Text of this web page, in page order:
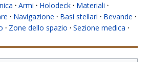
· Armi · Holodeck · Materiali ·
· Navigazione · Basi stellari · Bevande ·
· Zone dello spazio · Sezione medica ·